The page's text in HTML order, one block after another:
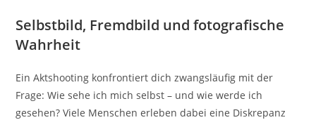
Selbstbild, Fremdbild und fotografische
Wahrheit
Ein Aktshooting konfrontiert dich zwangsläufig mit der
Frage: Wie sehe ich mich selbst – und wie werde ich
gesehen? Viele Menschen erleben dabei eine Diskrepanz